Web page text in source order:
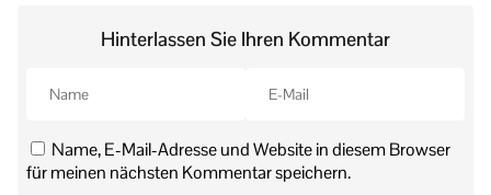
Hinterlassen Sie Ihren Kommentar
Name, E-Mail-Adresse und Website in diesem Browser
für meinen nächsten Kommentar speichern.